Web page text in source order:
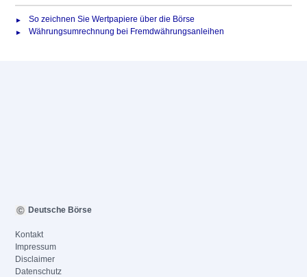
So zeichnen Sie Wertpapiere über die Börse
Währungsumrechnung bei Fremdwährungsanleihen
Deutsche Börse
Kontakt
Impressum
Disclaimer
Datenschutz